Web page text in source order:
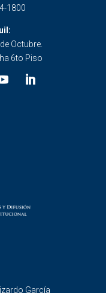
1800
Octubre.
6to Piso
García